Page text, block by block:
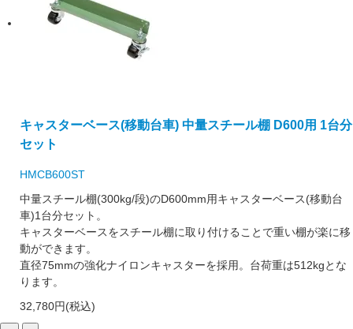
キャスターベース(移動台車) 中量スチール棚 D600用 1台分
セット
HMCB600ST
中量スチール棚(300kg/段)のD600mm用キャスターベース(移動台
車)1台分セット。
キャスターベースをスチール棚に取り付けることで重い棚が楽に移
動ができます。
直径75mmの強化ナイロンキャスターを採用。台荷重は512kgとな
ります。
32,780円(税込)